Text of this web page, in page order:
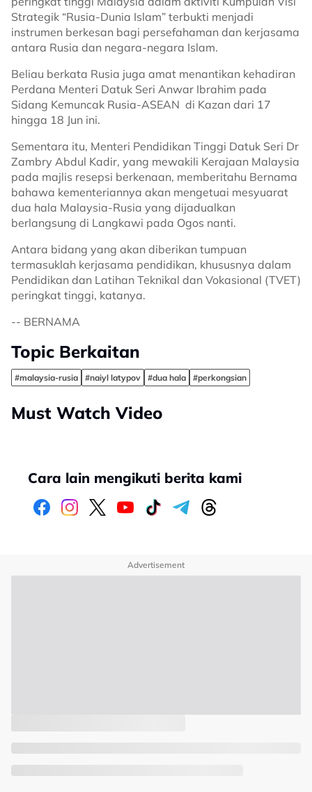
Strategik “Rusia-Dunia Islam” terbukti menjadi
instrumen berkesan bagi persefahaman dan kerjasama
antara Rusia dan negara-negara Islam.
Beliau berkata Rusia juga amat menantikan kehadiran
Perdana Menteri Datuk Seri Anwar Ibrahim pada
Sidang Kemuncak Rusia-ASEAN di Kazan dari 17
hingga 18 Jun ini.
Sementara itu, Menteri Pendidikan Tinggi Datuk Seri Dr
Zambry Abdul Kadir, yang mewakili Kerajaan Malaysia
pada majlis resepsi berkenaan, memberitahu Bernama
bahawa kementeriannya akan mengetuai mesyuarat
dua hala Malaysia-Rusia yang dijadualkan
berlangsung di Langkawi pada Ogos nanti.
Antara bidang yang akan diberikan tumpuan
termasuklah kerjasama pendidikan, khususnya dalam
Pendidikan dan Latihan Teknikal dan Vokasional (TVET)
peringkat tinggi, katanya.
-- BERNAMA
Topic Berkaitan
#malaysia-rusia #naiyl latypov #dua hala #perkongsian
Must Watch Video
Cara lain mengikuti berita kami
Advertisement